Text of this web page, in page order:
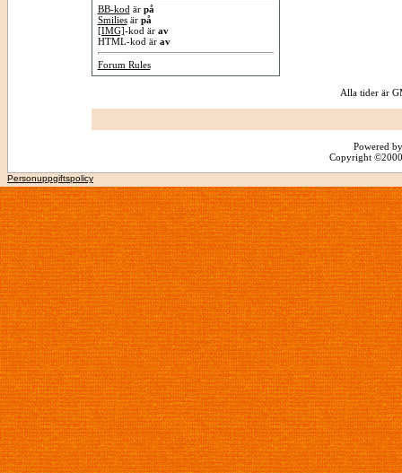
BB-kod är på
Smiliesär på
[IMG]-kod är av
HTML-kod är av
Forum Rules
Alla tider är
Powered
Copyright
Personuppgiftspolicy